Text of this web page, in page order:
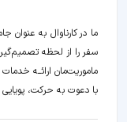
ما در کارناوال به عنوان
سفر را از لحظه‌
ماموریت‌مان اراﺋــﻪ
با دعوت به حرکت،